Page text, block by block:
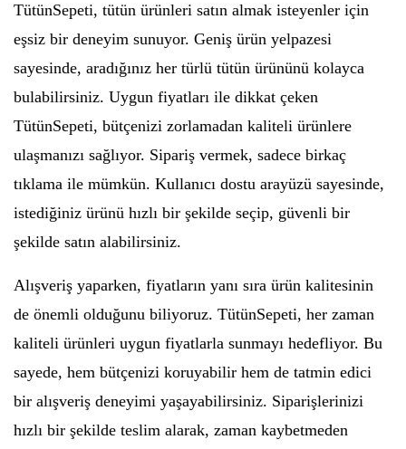
TütünSepeti, tütün ürünleri satın almak isteyenler için
eşsiz bir deneyim sunuyor. Geniş ürün yelpazesi
sayesinde, aradığınız her türlü tütün ürününü kolayca
bulabilirsiniz. Uygun fiyatları ile dikkat çeken
TütünSepeti, bütçenizi zorlamadan kaliteli ürünlere
ulaşmanızı sağlıyor. Sipariş vermek, sadece birkaç
tıklama ile mümkün. Kullanıcı dostu arayüzü sayesinde,
istediğiniz ürünü hızlı bir şekilde seçip, güvenli bir
şekilde satın alabilirsiniz.
Alışveriş yaparken, fiyatların yanı sıra ürün kalitesinin
de önemli olduğunu biliyoruz. TütünSepeti, her zaman
kaliteli ürünleri uygun fiyatlarla sunmayı hedefliyor. Bu
sayede, hem bütçenizi koruyabilir hem de tatmin edici
bir alışveriş deneyimi yaşayabilirsiniz. Siparişlerinizi
hızlı bir şekilde teslim alarak, zaman kaybetmeden